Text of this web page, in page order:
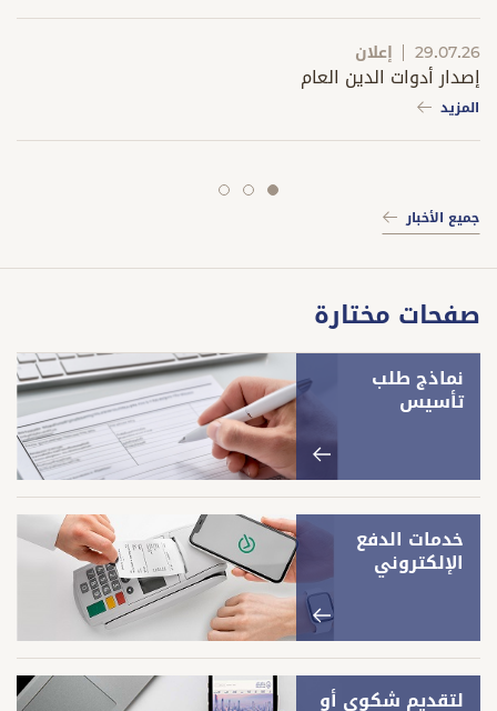
29.07.26 إعلان
إصدار أدوات الدين العام
المزيد
جميع الأخبار
صفحات مختارة
نماذج طلب
تأسيس
خدمات الدفع
الإلكتروني
لتقديم شكوى أو